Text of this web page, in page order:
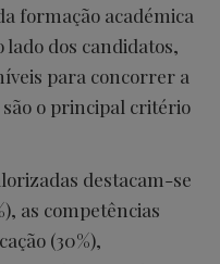
formação académica
dos candidatos,
para concorrer a
o principal critério
destacam-se
as competências
(30%),